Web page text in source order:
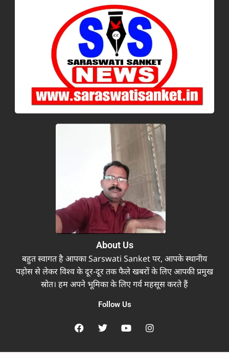
About Us
बहुत स्वागत है आपका Sarswati Sanket पर, आपके स्थानीय
पड़ोस से लेकर विश्व के दूर-दूर तक फैले खबरों के लिए आपकी प्रमुख
स्रोत। हम अपने भूमिका के लिए गर्व महसूस करते हैं
Follow Us